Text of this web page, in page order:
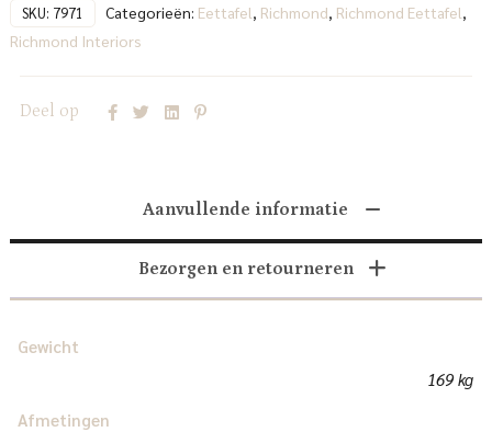
SKU: 7971 Categorieën: Eettafel Richmond Richmond Eettafel
Richmond Interiors
Deel op
Aanvullende informatie
Bezorgen en retourneren
Gewicht
169 kg
Afmetingen